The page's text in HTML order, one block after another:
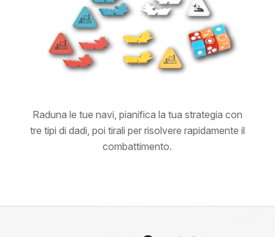
Raduna le tue navi, pianifica la tua strategia con
tre tipi di dadi, poi tirali per risolvere rapidamente il
combattimento.